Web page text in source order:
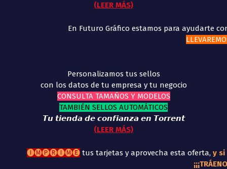
(LEER MÁS)
En Futuro Gráfico estamos para ayudarte
Personalizamos tus sellos
con los datos de tu empresa y tu negocio
CONSULTA TAMAÑOS Y MODELOS
TAMBIÉN SELLOS AUTOMÁTICOS
𝙏𝙪 𝙩𝙞𝙚𝙣𝙙𝙖 𝙙𝙚 𝙘𝙤𝙣𝙛𝙞𝙖𝙣𝙯𝙖 𝙚𝙣 𝙏𝙤𝙧𝙧𝙚𝙣𝙩
(LEER MÁS)
🅘🅜🅟🅡🅘🅜🅔tus tarjetas y aprovecha esta oferta, y